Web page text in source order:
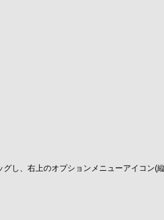
し、右上のオプションメニューアイコ